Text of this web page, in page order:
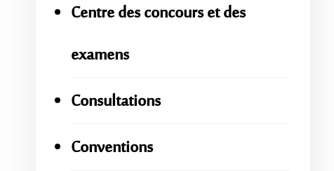
Centre des concours et des
examens
Consultations
Conventions